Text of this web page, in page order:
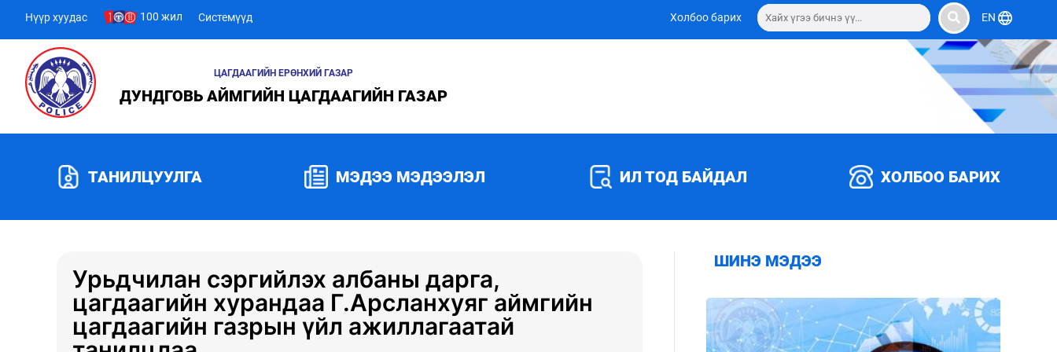
Нүүр хуудас 100 жил Системүүд Холбоо барих EN
ЦАГДААГИЙН ЕРӨНХИЙ ГАЗАР
ДУНДГОВЬ АЙМГИЙН ЦАГДААГИЙН ГАЗАР
ТАНИЛЦУУЛГА МЭДЭЭ МЭДЭЭЛЭЛ ИЛ ТОД БАЙДАЛ ХОЛБОО БАРИХ
Урьдчилан сэргийлэх албаны дарга,
цагдаагийн хурандаа Г.Арсланхуяг аймгийн
цагдаагийн газрын үйл ажиллагаатай
ШИНЭ МЭДЭЭ